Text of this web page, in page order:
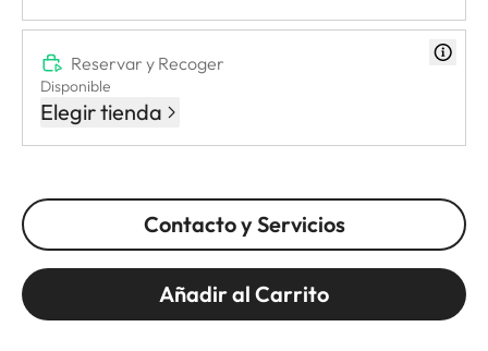
Reservar y Recoger
Disponible
Elegir tienda
Contacto y Servicios
Añadir al Carrito